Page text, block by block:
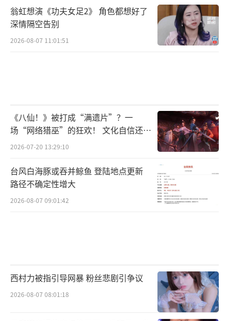
的“破圈共振”，都为行业提供了新样本。文
化学者指出：“张真源的生日事件本质是一
场‘数字时代的成人礼’，它既承载着粉丝的
扫过他身后的“22岁成长墙”，上面贴满了七
年前作为练习生的青涩照片。从重庆街头的素
人少年到聚光灯下的顶流偶像，这场跨越七年
的成长故事仍在继续。正如他在微博写下的生
日感言：“22岁，继续做不被定义的风。”而
这股风，正在以温暖而坚定的姿态，吹拂过无
翁虹想演《功夫女足2》 角色都想好了
深情隔空告别
2026-08-07 11:01:51
《八仙！》被打成“满遗片”？一
场“网络猎巫”的狂欢！ 文化自信还是
焦虑？
2026-07-20 13:29:10
台风白海豚或吞并鲸鱼 登陆地点更新
路径不确定性增大
2026-08-07 09:01:42
西村力被指引导网暴 粉丝悲剧引争议
2026-08-07 08:01:18